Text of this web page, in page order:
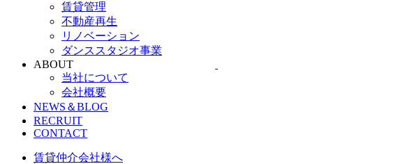
賃貸管理
不動産再生
リノベーション
ダンススタジオ事業
ABOUT
当社について
会社概要
NEWS＆BLOG
RECRUIT
CONTACT
賃貸仲介会社様へ